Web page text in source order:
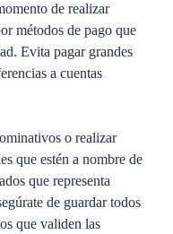
de realizar
métodos de pago que
Evita pagar grandes
a cuentas
o realizar
que estén a nombre de
que representa
de guardar todos
que validen las